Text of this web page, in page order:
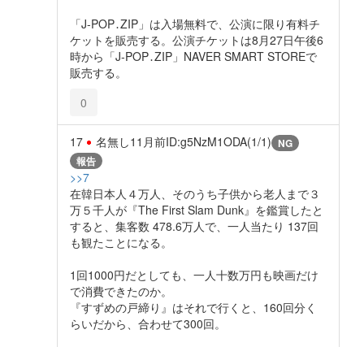
「J-POP․ZIP」は入場無料で、公演に限り有料チ
ケットを販売する。公演チケットは8月27日午後6
時から「J-POP․ZIP」NAVER SMART STOREで
販売する。
0
17 名無し11月前ID:g5NzM1ODA(1/1) NG
報告
>>7
在韓日本人４万人、そのうち子供から老人まで３
万５千人が『The First Slam Dunk』を鑑賞したと
すると、集客数 478.6万人で、一人当たり 137回
も観たことになる。
1回1000円だとしても、一人十数万円も映画だけ
で消費できたのか。
『すずめの戸締り』はそれで行くと、160回分く
らいだから、合わせて300回。